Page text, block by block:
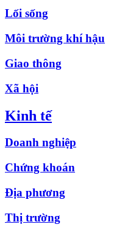
Lối sống
Môi trường khí hậu
Giao thông
Xã hội
Kinh tế
Doanh nghiệp
Chứng khoán
Địa phương
Thị trường